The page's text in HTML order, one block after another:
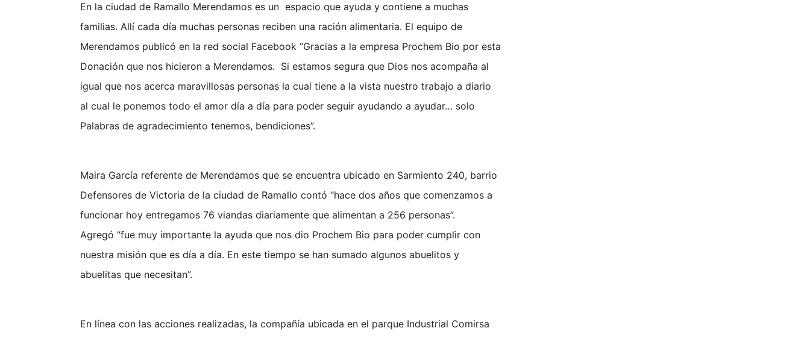
En la ciudad de Ramallo Merendamos es un espacio que ayuda y contiene a muchas
familias. Allí cada día muchas personas reciben una ración alimentaria. El equipo de
Merendamos publicó en la red social Facebook “Gracias a la empresa Prochem Bio por esta
Donación que nos hicieron a Merendamos. Si estamos segura que Dios nos acompaña al
igual que nos acerca maravillosas personas la cual tiene a la vista nuestro trabajo a diario
al cual le ponemos todo el amor día a día para poder seguir ayudando a ayudar… solo
Palabras de agradecimiento tenemos, bendiciones”.
Maira García referente de Merendamos que se encuentra ubicado en Sarmiento 240, barrio
Defensores de Victoria de la ciudad de Ramallo contó “hace dos años que comenzamos a
funcionar hoy entregamos 76 viandas diariamente que alimentan a 256 personas”.
Agregó “fue muy importante la ayuda que nos dio Prochem Bio para poder cumplir con
nuestra misión que es día a día. En este tiempo se han sumado algunos abuelitos y
abuelitas que necesitan”.
En línea con las acciones realizadas, la compañía ubicada en el parque Industrial Comirsa